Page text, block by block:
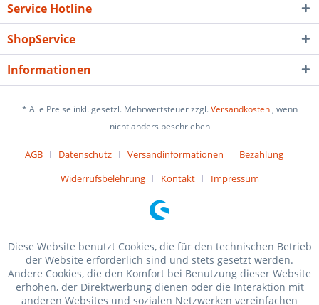
Service Hotline
ShopService
Informationen
* Alle Preise inkl. gesetzl. Mehrwertsteuer zzgl.Versandkosten, wenn
nicht anders beschrieben
AGB Datenschutz Versandinformationen
Bezahlung
Widerrufsbelehrung
Kontakt Impressum
Diese Website benutzt Cookies, die für den technischen Betrieb
der Website erforderlich sind und stets gesetzt werden.
Andere Cookies, die den Komfort bei Benutzung dieser Website
erhöhen, der Direktwerbung dienen oder die Interaktion mit
anderen Websites und sozialen Netzwerken vereinfachen